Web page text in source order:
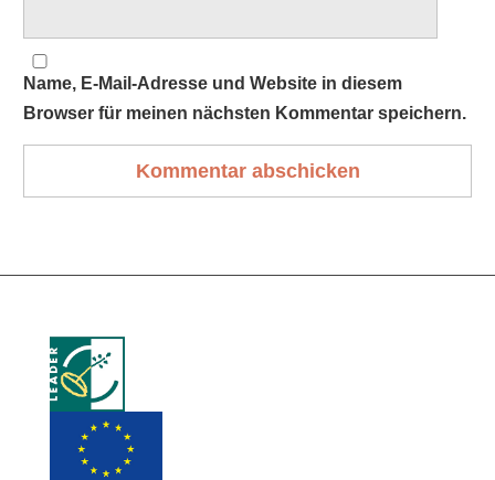
Name, E-Mail-Adresse und Website in diesem
Browser für meinen nächsten Kommentar speichern.